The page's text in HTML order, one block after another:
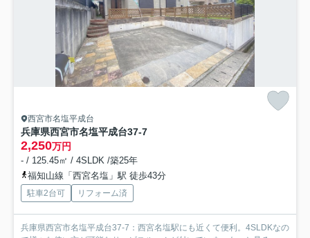
西宮市名塩平成台
兵庫県西宮市名塩平成台37-7
2,250万円
- / 125.45㎡ / 4SLDK /築25年
福知山線「西宮名塩」駅 徒歩43分
駐車2台可 リフォーム済
兵庫県西宮市名塩平成台37-7：西宮名塩駅にも近くて便利。4SLDKなの